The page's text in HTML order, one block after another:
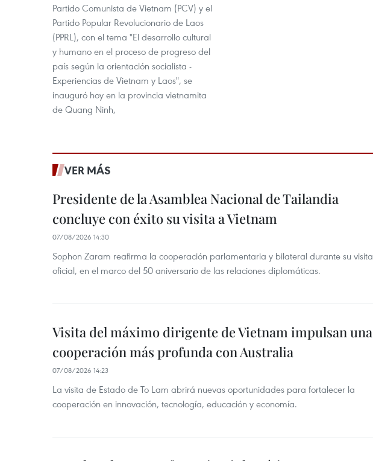
Partido Comunista de Vietnam (PCV) y el
Partido Popular Revolucionario de Laos
(PPRL), con el tema "El desarrollo cultural
y humano en el proceso de progreso del
país según la orientación socialista -
Experiencias de Vietnam y Laos", se
inauguró hoy en la provincia vietnamita
de Quang Ninh,
VER MÁS
Presidente de la Asamblea Nacional de Tailandia
concluye con éxito su visita a Vietnam
07/08/2026 14:30
Sophon Zaram reafirma la cooperación parlamentaria y bilateral durante su visita
oficial, en el marco del 50 aniversario de las relaciones diplomáticas.
Visita del máximo dirigente de Vietnam impulsan una
cooperación más profunda con Australia
07/08/2026 14:23
La visita de Estado de To Lam abrirá nuevas oportunidades para fortalecer la
cooperación en innovación, tecnología, educación y economía.